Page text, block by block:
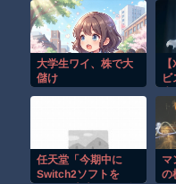
ｗｗｗｗ
【珍事】サッカーの試合
【動画】急病人？横須賀
Amazon「マンガ毎週末
【群馬】デカいNinja乗
【動画】ビッグフットの
【動画】DJI Neo2で釣
大学生ワイ、株で大
儲け
ビ
か
任天堂「今期中に
Switch2ソフトを
マ
の